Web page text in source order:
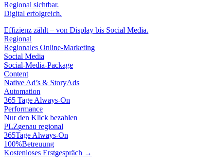
Regional sichtbar.
Digital erfolgreich.
Effizienz zählt – von Display bis Social Media.
Regional
Regionales Online-Marketing
Social Media
Social-Media-Package
Content
Native Ad’s & StoryAds
Automation
365 Tage Always-On
Performance
Nur den Klick bezahlen
PLZgenau regional
365Tage Always-On
100%Betreuung
Kostenloses Erstgespräch →